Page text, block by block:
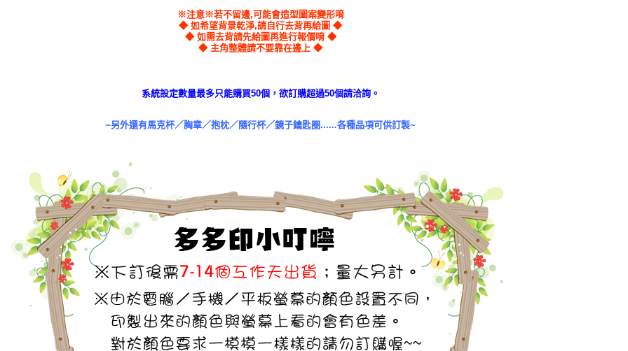
※注意※若不留邊,可能會造型圖案變形唷
◆ 如希望背景乾淨,請自行去背再給圖 ◆
◆ 如需去背請先給圖再進行報價唷 ◆
◆ 主角整體請不要靠在邊上 ◆
系統設定數量最多只能購買50個，欲訂購超過50個請洽詢。
~另外還有馬克杯／胸章／抱枕／隨行杯／鏡子鑰匙圈......各種品項可供訂製~